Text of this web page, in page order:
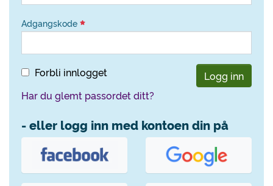
Adgangskode
Forbli innlogget
Logg inn
Har du glemt passordet ditt?
- eller logg inn med kontoen din på